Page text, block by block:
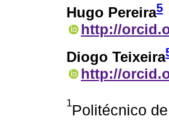
Hugo Pereira5
http://
Diogo Teixeira
http://
1Politécnico